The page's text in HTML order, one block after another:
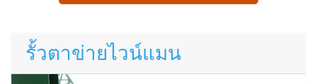
รั้วตาข่ายไวน์แมน